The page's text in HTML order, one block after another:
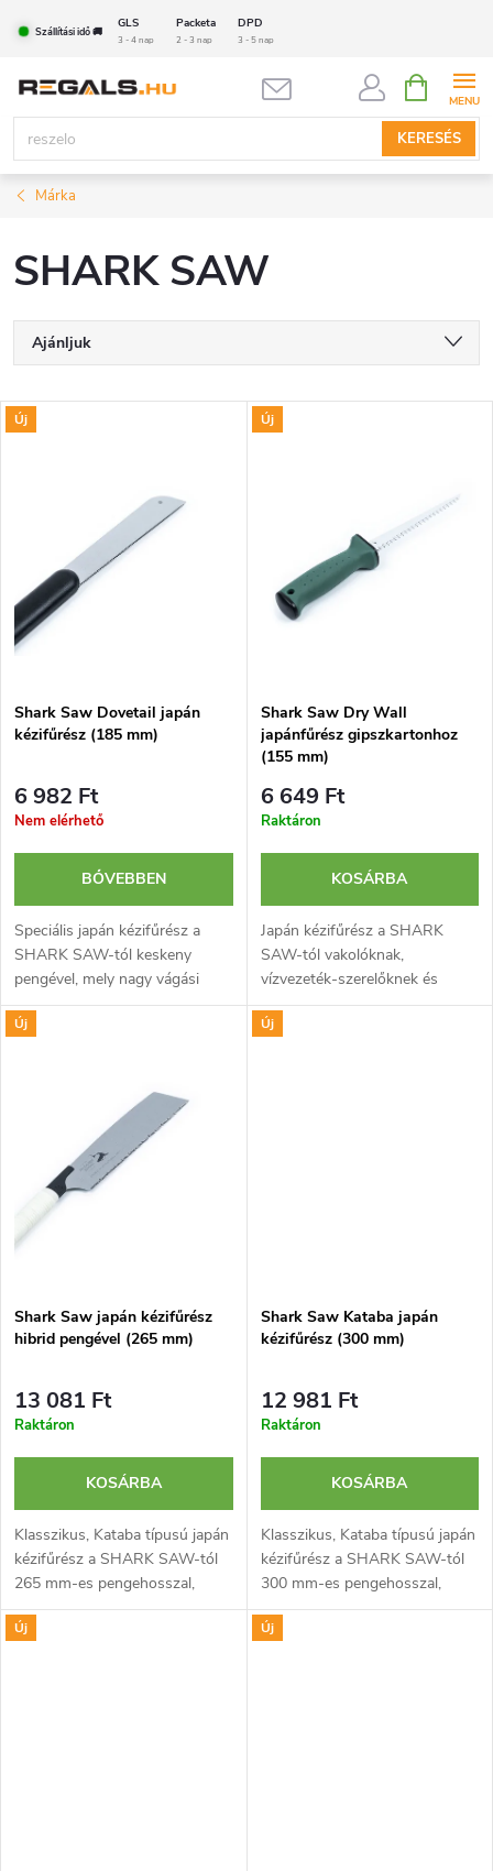
tartalomhoz
Szállítási idő 🚚
GLS Packeta DPD
3 - 4 nap 2 - 3 nap 3 - 5 nap
KERESÉS
KOSÁR
Márka
SHARK SAW
T
e
k
k
r
e
n
d
e
e
Ajánljuk
Legdrágább
T
m
é
k
e
k
l
i
s
t
Új
Shark Saw Dovetail japán
kézifűrész (185 mm)
6 982 Ft
Nem elérhető
BŐVEBBEN
Speciális japán kézifűrész a
SHARK SAW-tól keskeny
pengével, mely nagy vágási
pontosságot és sima vágási
felületet biztosít. Ideális
Új
Shark Saw Dry Wall
japánfűrész gipszkartonhoz
(155 mm)
6 649 Ft
Raktáron
KOSÁRBA
Japán kézifűrész a SHARK
SAW-tól vakolóknak,
vízvezeték-szerelőknek és
villanyszerelőknek erős
pengével és műanyag
Új
Shark Saw japán kézifűrész
hibrid pengével (265 mm)
13 081 Ft
Raktáron
KOSÁRBA
Klasszikus, Kataba típusú japán
kézifűrész a SHARK SAW-tól
265 mm-es pengehosszal,
rövid acélháttal és
hagyományos, rattan borítású
Új
Shark Saw Kataba japán
kézifűrész (300 mm)
12 981 Ft
Raktáron
KOSÁRBA
Klasszikus, Kataba típusú japán
kézifűrész a SHARK SAW-tól
300 mm-es pengehosszal,
rövid acélháttal és
hagyományos, rattan borítású
Új Új